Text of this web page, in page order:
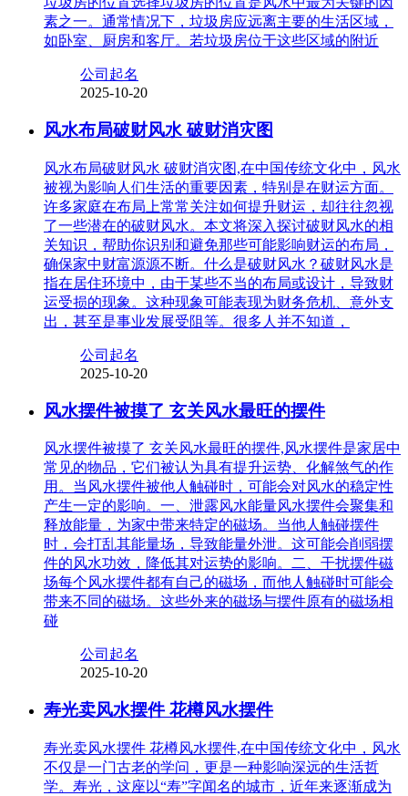
素之一。通常情况下，垃圾房应远离主要的生活区域，
如卧室、厨房和客厅。若垃圾房位于这些区域的附近
公司起名
2025-10-20
风水布局破财风水 破财消灾图
风水布局破财风水 破财消灾图,在中国传统文化中，风水
被视为影响人们生活的重要因素，特别是在财运方面。
许多家庭在布局上常常关注如何提升财运，却往往忽视
了一些潜在的破财风水。本文将深入探讨破财风水的相
关知识，帮助你识别和避免那些可能影响财运的布局，
确保家中财富源源不断。什么是破财风水？破财风水是
指在居住环境中，由于某些不当的布局或设计，导致财
运受损的现象。这种现象可能表现为财务危机、意外支
出，甚至是事业发展受阻等。很多人并不知道，
公司起名
2025-10-20
风水摆件被摸了 玄关风水最旺的摆件
风水摆件被摸了 玄关风水最旺的摆件,风水摆件是家居中
常见的物品，它们被认为具有提升运势、化解煞气的作
用。当风水摆件被他人触碰时，可能会对风水的稳定性
产生一定的影响。一、泄露风水能量风水摆件会聚集和
释放能量，为家中带来特定的磁场。当他人触碰摆件
时，会打乱其能量场，导致能量外泄。这可能会削弱摆
件的风水功效，降低其对运势的影响。二、干扰摆件磁
场每个风水摆件都有自己的磁场，而他人触碰时可能会
带来不同的磁场。这些外来的磁场与摆件原有的磁场相
碰
公司起名
2025-10-20
寿光卖风水摆件 花樽风水摆件
寿光卖风水摆件 花樽风水摆件,在中国传统文化中，风水
不仅是一门古老的学问，更是一种影响深远的生活哲
学。寿光，这座以“寿”字闻名的城市，近年来逐渐成为